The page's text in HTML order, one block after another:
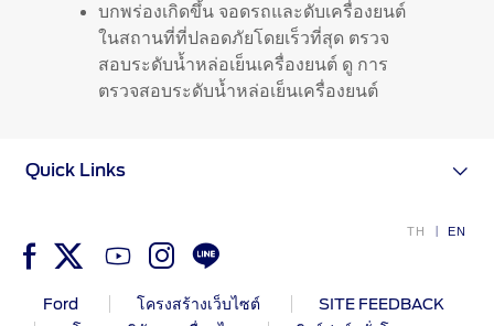
Ford Protect
โปรแกรมบำรุงรักษารถยนต์
โปรแกรมช่วยเหลือฉุกเฉินบนท้องถนน
and Driveline package
แพ็กเกจเช็กระยะ)
บกพร่องเกิดขึ้น จอดรถและดับเครื่องยนต์
ในสถานที่ที่ปลอดภัยโดยเร็วที่สุด ตรวจ
สอบระดับนํ้าหล่อเย็นเครื่องยนต์ ดู การ
ตรวจสอบระดับนํ้าหล่อเย็นเครื่องยนต์
TH EN
Ford โครงสร้างเว็บไซต์
SITE FEEDBACK
Quick Links